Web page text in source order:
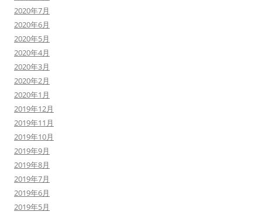
2020年7月
2020年6月
2020年5月
2020年4月
2020年3月
2020年2月
2020年1月
2019年12月
2019年11月
2019年10月
2019年9月
2019年8月
2019年7月
2019年6月
2019年5月